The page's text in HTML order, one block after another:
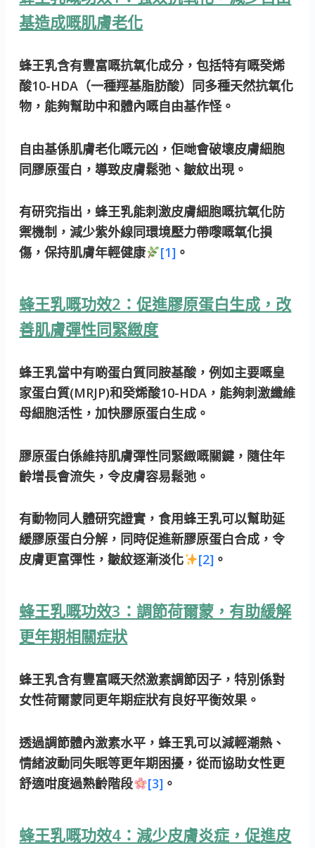
基造成嘅肌膚老化
蜂王乳含有豐富嘅抗氧化成分，包括特有嘅癸烯
酸10-HDA（一種羥基脂肪酸）同多種天然抗氧化
物，能夠幫助中和體內嘅自由基作怪。
自由基係肌膚老化嘅元凶，佢哋會破壞皮膚細胞
同膠原蛋白，導致皮膚鬆弛、皺紋出現。
有研究指出，蜂王乳能刺激皮膚細胞嘅抗氧化防
禦機制，減少紫外線同環境壓力帶嚟嘅氧化損
傷，保持肌膚年輕健康
[1]。
蜂王乳嘅功效2：促進膠原蛋白生成，改
善肌膚彈性同緊緻度
蜂王乳當中有啲蛋白質同胺基酸，例如主要嘅皇
家蛋白質(MRJP)和癸烯酸10-HDA，能夠刺激纖維
母細胞活性，加快膠原蛋白生成。
膠原蛋白係維持肌膚彈性同緊緻嘅關鍵，隨住年
齡增長會流失，令皮膚容易鬆弛。
有動物同人體研究證實，食用蜂王乳可以幫助延
緩膠原蛋白分解，同時促進新膠原蛋白合成，令
皮膚更富彈性，皺紋逐漸淡化
[2]。
蜂王乳嘅功效3：調節荷爾蒙，有助緩解
更年期相關症狀
蜂王乳含有豐富嘅天然激素調節因子，特別係對
女性荷爾蒙同更年期症狀有良好平衡效果。
透過調節體內激素水平，蜂王乳可以減輕潮熱、
情緒波動同失眠等更年期困擾，從而協助女性更
舒適咁度過熟齡階段
[3]。
蜂王乳嘅功效4：減少皮膚炎症，促進皮